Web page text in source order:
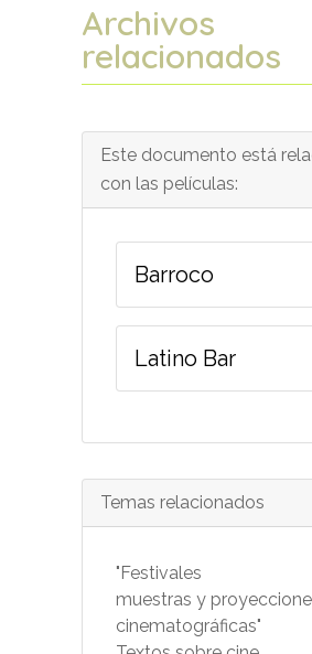
Archivos
relacionados
Este documento está
con las películas:
Barroco
Latino Bar
Temas relacionados
"Festivales
muestras y
cinematográficas"